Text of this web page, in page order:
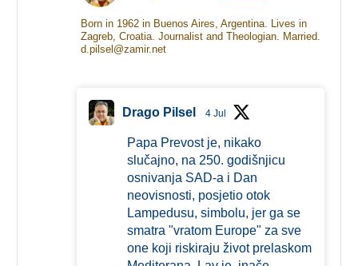
Born in 1962 in Buenos Aires, Argentina. Lives in
Zagreb, Croatia. Journalist and Theologian. Married.
d.pilsel@zamir.net
Drago Pilsel 4 Jul
Papa Prevost je, nikako
slučajno, na 250. godišnjicu
osnivanja SAD-a i Dan
neovisnosti, posjetio otok
Lampedusu, simbolu, jer ga se
smatra "vratom Europe" za sve
one koji riskiraju život prelaskom